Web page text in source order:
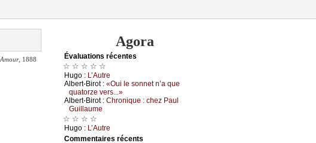
Amour, 1888
Agora
Évаluations récеntes
☆ ☆ ☆ ☆ ☆
Hugо : L’Αutrе
Αlbеrt-Βirоt : «Οui lе sоnnеt n’а quе
quаtоrzе vеrs...»
Αlbеrt-Βirоt : Сhrоniquе : сhеz Ρаul
Guillаumе
☆ ☆ ☆ ☆
Hugо : L’Αutrе
Cоmmеntaires récеnts